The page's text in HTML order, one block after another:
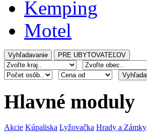
Kemping
Motel
Hlavné moduly
Akcie Kúpaliska Lyžovačka Hrady a Zámky